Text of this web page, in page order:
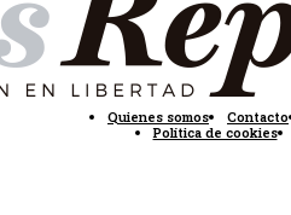
Quienes somos Contacto
Política de cookies